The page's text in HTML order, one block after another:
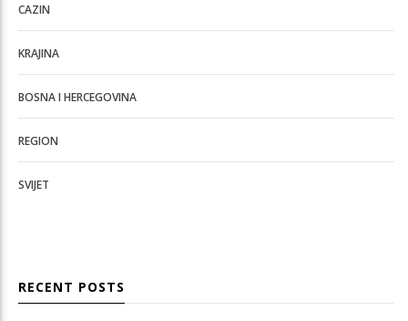
CAZIN
KRAJINA
BOSNA I HERCEGOVINA
REGION
SVIJET
RECENT POSTS